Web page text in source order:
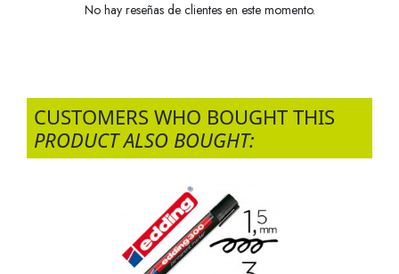
No hay reseñas de clientes en este momento.
CUSTOMERS WHO BOUGHT THIS
PRODUCT ALSO BOUGHT: